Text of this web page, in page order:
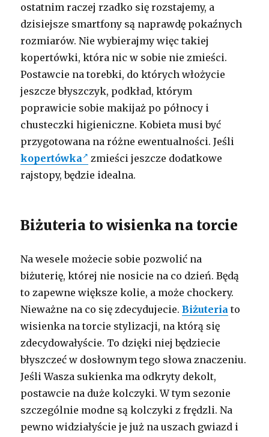
ostatnim raczej rzadko się rozstajemy, a
dzisiejsze smartfony są naprawdę pokaźnych
rozmiarów. Nie wybierajmy więc takiej
kopertówki, która nic w sobie nie zmieści.
Postawcie na torebki, do których włożycie
jeszcze błyszczyk, podkład, którym
poprawicie sobie makijaż po północy i
chusteczki higieniczne. Kobieta musi być
przygotowana na różne ewentualności. Jeśli
kopertówka
zmieści jeszcze dodatkowe
rajstopy, będzie idealna.
Biżuteria to wisienka na torcie
Na wesele możecie sobie pozwolić na
biżuterię, której nie nosicie na co dzień. Będą
to zapewne większe kolie, a może chockery.
Nieważne na co się zdecydujecie.Biżuteria to
wisienka na torcie stylizacji, na którą się
zdecydowałyście. To dzięki niej będziecie
błyszczeć w dosłownym tego słowa znaczeniu.
Jeśli Wasza sukienka ma odkryty dekolt,
postawcie na duże kolczyki. W tym sezonie
szczególnie modne są kolczyki z frędzli. Na
pewno widziałyście je już na uszach gwiazd i